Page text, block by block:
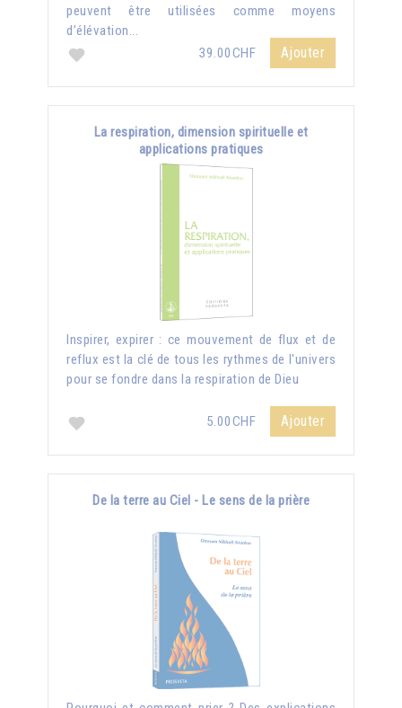
peuvent être utilisées comme moyens
d’élévation...
39.00CHF
Ajouter
La respiration, dimension spirituelle et
applications pratiques
Inspirer, expirer : ce mouvement de flux et de
reflux est la clé de tous les rythmes de l'univers
pour se fondre dans la respiration de Dieu
5.00CHF Ajouter
De la terre au Ciel - Le sens de la prière